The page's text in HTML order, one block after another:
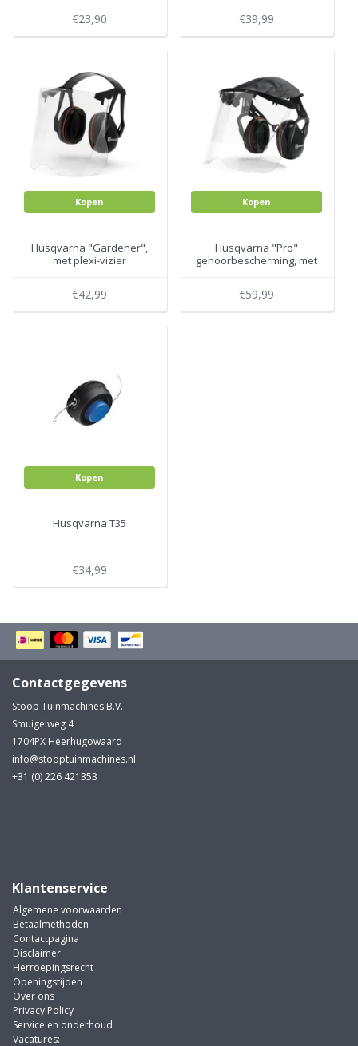
€23,90 €39,99
Kopen
Husqvarna "Gardener",
met plexi-vizier
€42,99
Kopen
Husqvarna "Pro"
gehoorbescherming, met
€59,99
Kopen
Husqvarna T35
€34,99
Contactgegevens
Stoop Tuinmachines B.V.
Smuigelweg 4
1704PX Heerhugowaard
info@stooptuinmachines.nl
+31 (0) 226 421353
Klantenservice
Algemene voorwaarden
Betaalmethoden
Contactpagina
Disclaimer
Herroepingsrecht
Openingstijden
Over ons
Privacy Policy
Service en onderhoud
Vacatures: